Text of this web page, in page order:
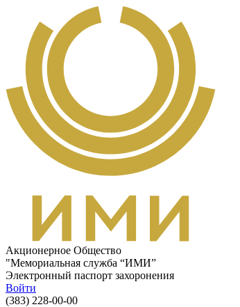
Перейти к основному содержанию
Акционерное Общество
"Мемориальная служба “ИМИ”
Электронный паспорт захоронения
Войти
(383) 228-00-00